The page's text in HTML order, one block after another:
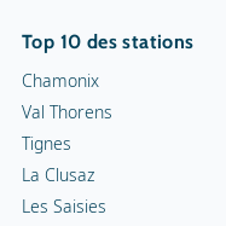
Val Thorens
Tignes
La Clusaz
Les Saisies
La Plagne
Avoriaz